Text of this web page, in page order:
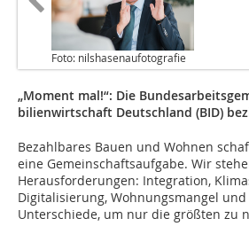
Foto: nilshasenaufotografie
„Moment mal!“: Die
bilien­wirtschaft Deutschland (BID)
Bezahlbares Bauen und Wohnen
eine Gemeinschaftsaufgabe. Wir
Herausforderungen: Integration,
Digitalisierung, Wohnungsmangel und
Unterschiede, um nur die größten zu